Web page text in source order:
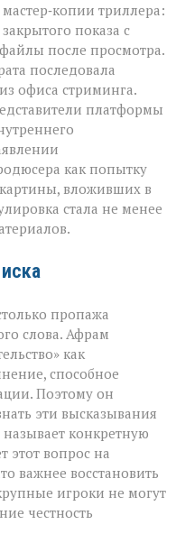
триллера:
показа с
после просмотра.
последовала
офиса стриминга.
платформы
как попытку
картины, вложивших в
стала не менее
пропажа
слова. Афрам
как
способное
Поэтому он
эти высказывания
конкретную
этот вопрос на
важнее восстановить
игроки не могут
честность